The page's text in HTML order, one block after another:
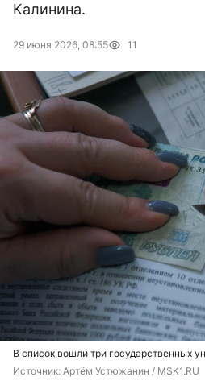
Калинина.
29 июня 2026, 08:55 11
В список вошли три государственных
Источник: Артём Устюжанин / MSK1.RU